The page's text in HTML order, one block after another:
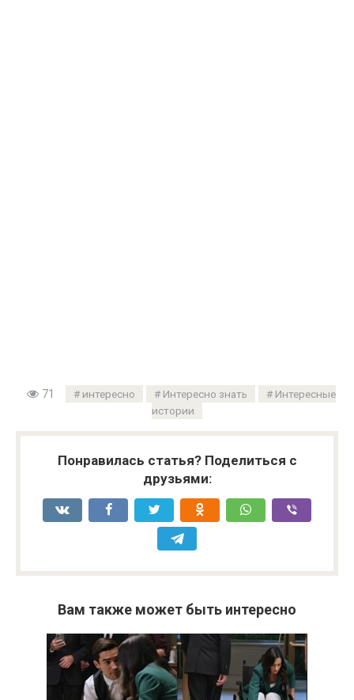
71 интересно Интересно знать
Интересные
истории
Понравилась статья? Поделиться с
друзьями:
Вам также может быть интересно